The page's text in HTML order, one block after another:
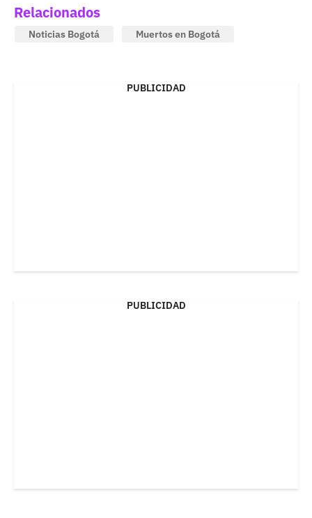
Relacionados
Noticias Bogotá Muertos en Bogotá
PUBLICIDAD
PUBLICIDAD